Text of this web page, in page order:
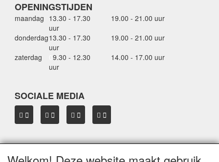
OPENINGSTIJDEN
maandag 13.30 - 17.30
uur
19.00 - 21.00 uur
donderdag13.30 - 17.30
uur
19.00 - 21.00 uur
zaterdag
9.30 - 12.30
uur
14.00 - 17.00 uur
SOCIALE MEDIA
OVER HBDAKDRAGERS.NL